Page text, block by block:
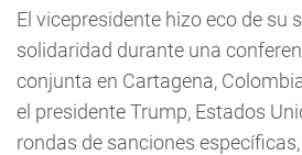
El vicepresidente hizo eco de su
solidaridad durante una
conjunta en Cartagena,
el presidente Trump, Estados
rondas de sanciones